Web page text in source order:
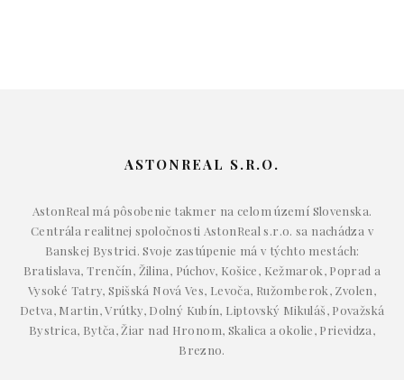
ASTONREAL S.R.O.
AstonReal má pôsobenie takmer na celom území Slovenska.
Centrála realitnej spoločnosti AstonReal s.r.o. sa nachádza v
Banskej Bystrici. Svoje zastúpenie má v týchto mestách:
Bratislava, Trenčín, Žilina, Púchov, Košice, Kežmarok, Poprad a
Vysoké Tatry, Spišská Nová Ves, Levoča, Ružomberok, Zvolen,
Detva, Martin, Vrútky, Dolný Kubín, Liptovský Mikuláš, Považská
Bystrica, Bytča, Žiar nad Hronom, Skalica a okolie, Prievidza,
Brezno.